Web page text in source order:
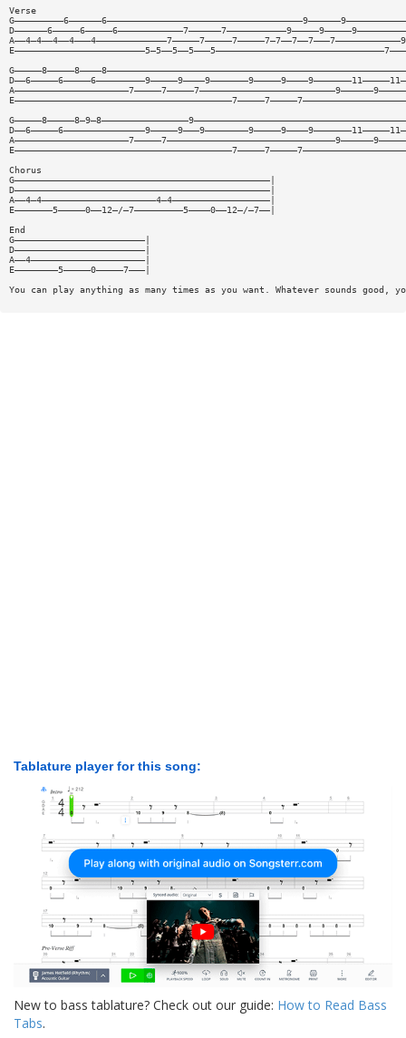
Verse
Chorus
G———————————————————————————————————————————————|
D———————————————————————————————————————————————|
A——4—4—————————————————————4—4——————————————————|
E———————5—————0——12—/—7—————————5————0——12—/—7——|
End
G————————————————————————|
D————————————————————————|
A——4—————————————————————|
E————————5—————0—————7———|
You can play anything as many times as you want. Whatever sounds good,
Tablature player for this song:
New to bass tablature? Check out our guide: How to Read Bass
Tabs.